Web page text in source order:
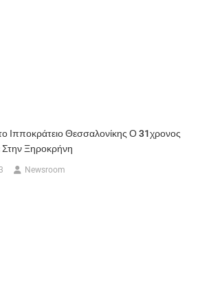
Ιπποκράτειο Θεσσαλονίκης Ο 31χρονος
Ξηροκρήνη
Newsroom